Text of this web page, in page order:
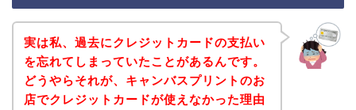
実は私、過去にクレジットカードの支払い
を忘れてしまっていたことがあるんです。
どうやらそれが、キャンバスプリントのお
店でクレジットカードが使えなかった理由